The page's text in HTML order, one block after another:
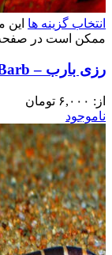
انتخاب گزینه ها
ممکن است در
رزی بارب – Rosy Barb
از: ۶,۰۰۰ تومان
ناموجود